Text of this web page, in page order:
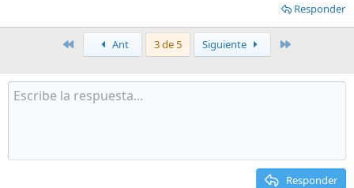
Responder
PrimeroAnt 3 de 5 Siguiente
Responder